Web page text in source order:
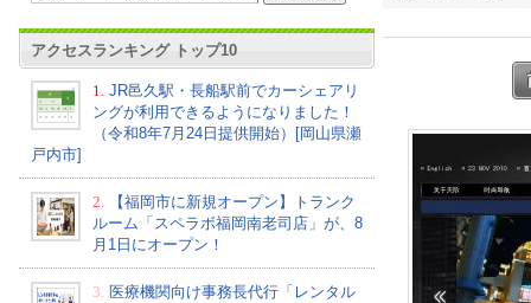
アクセスランキング トップ10
1.
JR邑久駅・長船駅前でカーシェアリ
ングが利用できるようになりました！
（令和8年7月24日提供開始）[岡山県瀬
戸内市]
2.
【福岡市に新規オープン】トランク
ルーム「スペラボ福岡南老司店」が、8
月1日にオープン！
3. 医療機関向け事務長代行「レンタル